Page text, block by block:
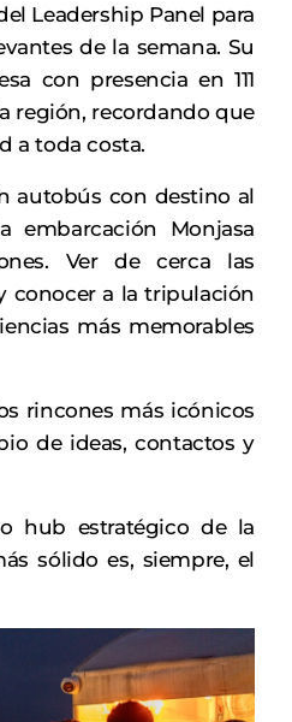
Leadership Panel para
de la semana. Su
con presencia en 111
región, recordando que
a toda costa.
autobús con destino al
embarcación Monjasa
Ver de cerca las
conocer a la tripulación
más memorables
rincones más icónicos
de ideas, contactos y
hub estratégico de la
sólido es, siempre, el